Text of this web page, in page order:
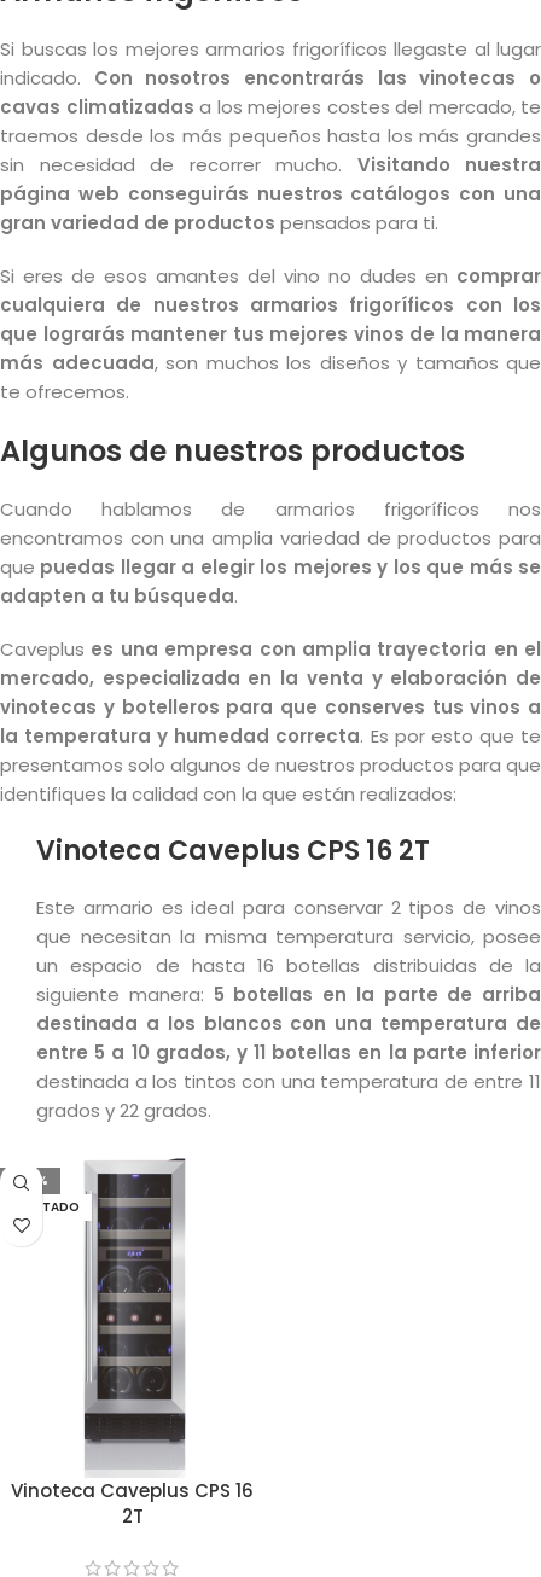
Si buscas los mejores armarios frigoríficos llegaste al lugar
indicado. Con nosotros encontrarás las vinotecas o
cavas climatizadas a los mejores costes del mercado, te
traemos desde los más pequeños hasta los más grandes
sin necesidad de recorrer mucho. Visitando nuestra
página web conseguirás nuestros catálogos con una
gran variedad de productos pensados para ti.
Si eres de esos amantes del vino no dudes en comprar
cualquiera de nuestros armarios frigoríficos con los
que lograrás mantener tus mejores vinos de la manera
más adecuada, son muchos los diseños y tamaños que
te ofrecemos.
Algunos de nuestros productos
Cuando hablamos de armarios frigoríficos nos
encontramos con una amplia variedad de productos para
que puedas llegar a elegir los mejores y los que más se
adapten a tu búsqueda.
Caveplus es una empresa con amplia trayectoria en el
mercado, especializada en la venta y elaboración de
vinotecas y botelleros para que conserves tus vinos a
la temperatura y humedad correcta. Es por esto que te
presentamos solo algunos de nuestros productos para que
identifiques la calidad con la que están realizados:
Vinoteca Caveplus CPS 16 2T
Este armario es ideal para conservar 2 tipos de vinos
que necesitan la misma temperatura servicio, posee
un espacio de hasta 16 botellas distribuidas de la
siguiente manera: 5 botellas en la parte de arriba
destinada a los blancos con una temperatura de
entre 5 a 10 grados, y 11 botellas en la parte inferior
destinada a los tintos con una temperatura de entre 11
grados y 22 grados.
-24%
AGOTADO
Vinoteca Caveplus CPS 16
2T